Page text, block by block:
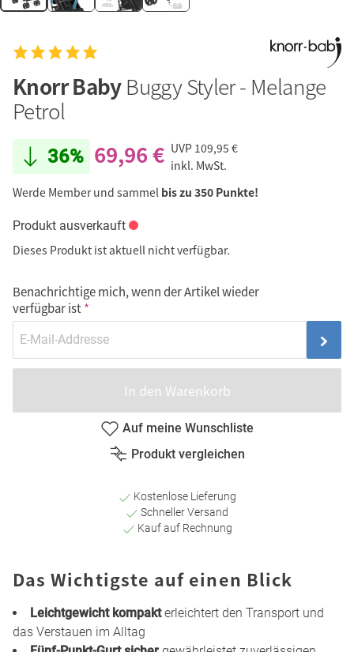
Knorr BabyBuggy Styler - Melange
Petrol
36% 69,96 € UVP 109,95 €
inkl. MwSt.
Werde Member und sammel bis zu 350 Punkte!
Produkt ausverkauft
Dieses Produkt ist aktuell nicht verfügbar.
Benachrichtige mich, wenn der Artikel wieder
verfügbar ist
In den Warenkorb
Auf meine Wunschliste
Produkt vergleichen
Kostenlose Lieferung
Schneller Versand
Kauf auf Rechnung
Das Wichtigste auf einen Blick
Leichtgewicht kompakterleichtert den Transport und
das Verstauen im Alltag